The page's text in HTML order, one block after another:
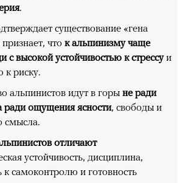
.
существование «гена
что к альпинизму чаще
с высокой устойчивостью к стрессуи
к риску.
альпинистов идут в горы не ради
ради ощущения ясности, свободы и
смысла.
отличают
устойчивость, дисциплина,
к самоконтролю и готовность